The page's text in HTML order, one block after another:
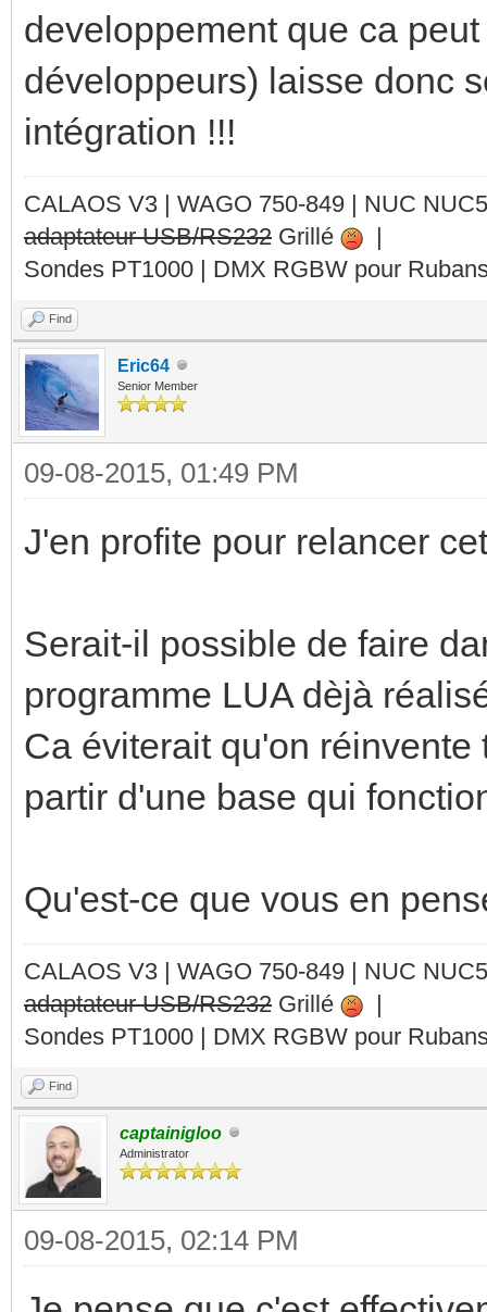
developpement que ca
développeurs) laisse donc
intégration !!!
CALAOS V3 | WAGO 750-849 | NUC
adaptateur USB/RS232 Grillé
|
Sondes PT1000 | DMX RGBW pour
Find
Eric64
Senior Member
09-08-2015, 01:49 PM
J'en profite pour relancer
Serait-il possible de faire
programme LUA dèjà
Ca éviterait qu'on
partir d'une base qui
Qu'est-ce que vous en
CALAOS V3 | WAGO 750-849 | NUC
adaptateur USB/RS232 Grillé
|
Sondes PT1000 | DMX RGBW pour
Find
captainigloo
Administrator
09-08-2015, 02:14 PM